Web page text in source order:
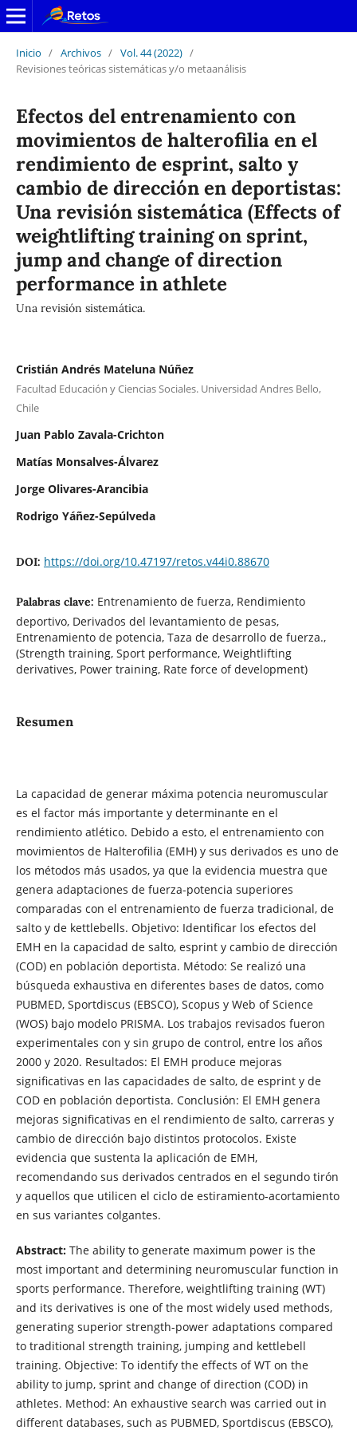
Inicio / Archivos / Vol. 44 (2022) /
Revisiones teóricas sistemáticas y/o metaanálisis
Efectos del entrenamiento con
movimientos de halterofilia en el
rendimiento de esprint, salto y
cambio de dirección en deportistas:
Una revisión sistemática (Effects of
weightlifting training on sprint,
jump and change of direction
performance in athlete
Una revisión sistemática.
Cristián Andrés Mateluna Núñez
Facultad Educación y Ciencias Sociales. Universidad Andres Bello,
Chile
Juan Pablo Zavala-Crichton
Matías Monsalves-Álvarez
Jorge Olivares-Arancibia
Rodrigo Yáñez-Sepúlveda
DOI: https://doi.org/10.47197/retos.v44i0.88670
Palabras clave: Entrenamiento de fuerza, Rendimiento
deportivo, Derivados del levantamiento de pesas,
Entrenamiento de potencia, Taza de desarrollo de fuerza.,
(Strength training, Sport performance, Weightlifting
derivatives, Power training, Rate force of development)
Resumen
La capacidad de generar máxima potencia neuromuscular
es el factor más importante y determinante en el
rendimiento atlético. Debido a esto, el entrenamiento con
movimientos de Halterofilia (EMH) y sus derivados es uno de
los métodos más usados, ya que la evidencia muestra que
genera adaptaciones de fuerza-potencia superiores
comparadas con el entrenamiento de fuerza tradicional, de
salto y de kettlebells. Objetivo: Identificar los efectos del
EMH en la capacidad de salto, esprint y cambio de dirección
(COD) en población deportista. Método: Se realizó una
búsqueda exhaustiva en diferentes bases de datos, como
PUBMED, Sportdiscus (EBSCO), Scopus y Web of Science
(WOS) bajo modelo PRISMA. Los trabajos revisados fueron
experimentales con y sin grupo de control, entre los años
2000 y 2020. Resultados: El EMH produce mejoras
significativas en las capacidades de salto, de esprint y de
COD en población deportista. Conclusión: El EMH genera
mejoras significativas en el rendimiento de salto, carreras y
cambio de dirección bajo distintos protocolos. Existe
evidencia que sustenta la aplicación de EMH,
recomendando sus derivados centrados en el segundo tirón
y aquellos que utilicen el ciclo de estiramiento-acortamiento
en sus variantes colgantes.
Abstract:The ability to generate maximum power is the
most important and determining neuromuscular function in
sports performance. Therefore, weightlifting training (WT)
and its derivatives is one of the most widely used methods,
generating superior strength-power adaptations compared
to traditional strength training, jumping and kettlebell
training. Objective: To identify the effects of WT on the
ability to jump, sprint and change of direction (COD) in
athletes. Method: An exhaustive search was carried out in
different databases, such as PUBMED, Sportdiscus (EBSCO),